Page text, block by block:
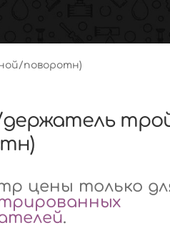
поворотн)
держатель
цены только
.